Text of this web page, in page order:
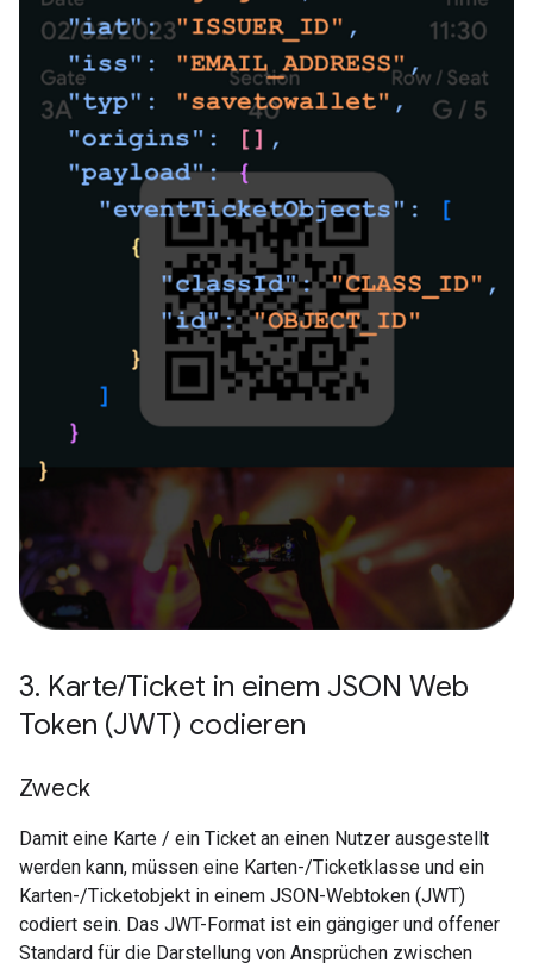
3. Karte/Ticket in einem JSON Web
Token (JWT) codieren
Zweck
Damit eine Karte / ein Ticket an einen Nutzer ausgestellt
werden kann, müssen eine Karten-/Ticketklasse und ein
Karten-/Ticketobjekt in einem JSON-Webtoken (JWT)
codiert sein. Das JWT-Format ist ein gängiger und offener
Standard für die Darstellung von Ansprüchen zwischen